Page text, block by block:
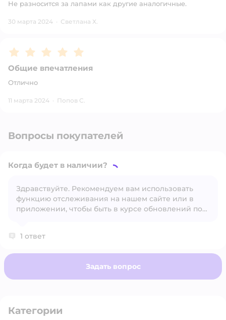
Не разносится за лапами как другие аналогичные.
30 марта 2024 · Светлана Х.
Рейтинг:5
Общие впечатления
Отлично
11 марта 2024 · Попов С.
Вопросы покупателей
Открыть вопрос
Когда будет в наличии?
Здравствуйте. Рекомендуем вам использовать
функцию отслеживания на нашем сайте или в
приложении, чтобы быть в курсе обновлений по
1 ответ
Задать вопрос
Категории